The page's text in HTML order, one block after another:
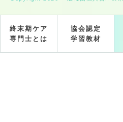
終末期ケア
専門士とは
協会認定
学習教材